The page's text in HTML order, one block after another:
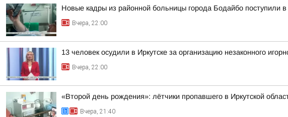
Новые кадры из районной больницы города Бодайбо поступили
Вчера, 22:00
13 человек осудили в Иркутске за организацию незаконного
Вчера, 22:00
«Второй день рождения»: лётчики пропавшего в Иркутской
Вчера, 21:40